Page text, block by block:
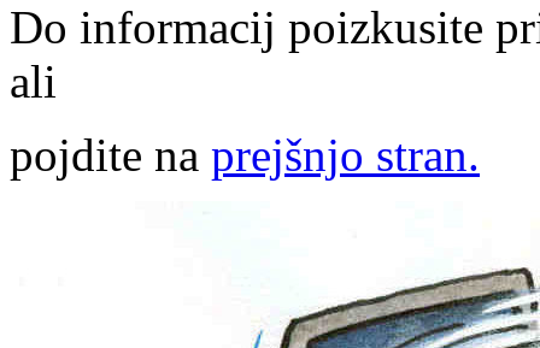
Do informacij poizkusite
ali
pojdite na prejšnjo stran.